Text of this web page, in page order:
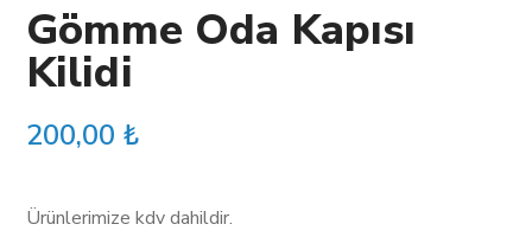
Gömme Oda Kapısı
Kilidi
200,00 ₺
Ürünlerimize kdv dahildir.